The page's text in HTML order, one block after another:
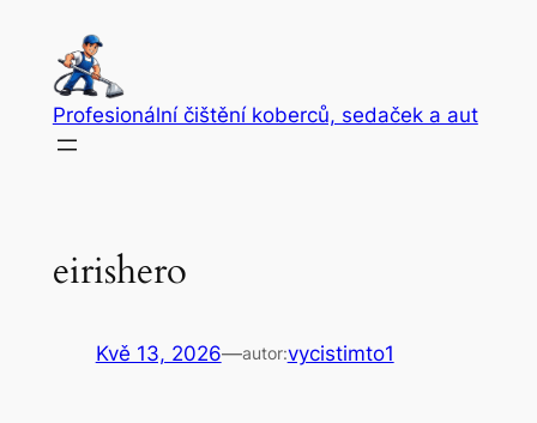
obsah
Profesionální čištění koberců, sedaček a aut
eirishero
Kvě 13, 2026—autor:vycistimto1